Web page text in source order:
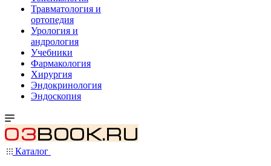
Травматология и
ортопедия
Урология и
андрология
Учебники
Фармакология
Хирургия
Эндокринология
Эндоскопия
Каталог